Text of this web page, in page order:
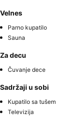
Velnes
Parno kupatilo
Sauna
Za decu
Čuvanje dece
Sadržaji u sobi
Kupatilo sa tušem
Televizija